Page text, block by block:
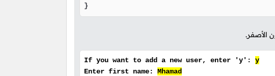
}
الأصفر.
If you want to add a new user, enter 'y': y
Enter first name: Mhamad